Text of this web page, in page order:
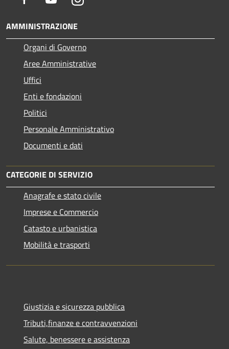
AMMINISTRAZIONE
Organi di Governo
Aree Amministrative
Uffici
Enti e fondazioni
Politici
Personale Amministrativo
Documenti e dati
CATEGORIE DI SERVIZIO
Anagrafe e stato civile
Imprese e Commercio
Catasto e urbanistica
Mobilità e trasporti
Giustizia e sicurezza pubblica
Tributi,finanze e contravvenzioni
Salute, benessere e assistenza